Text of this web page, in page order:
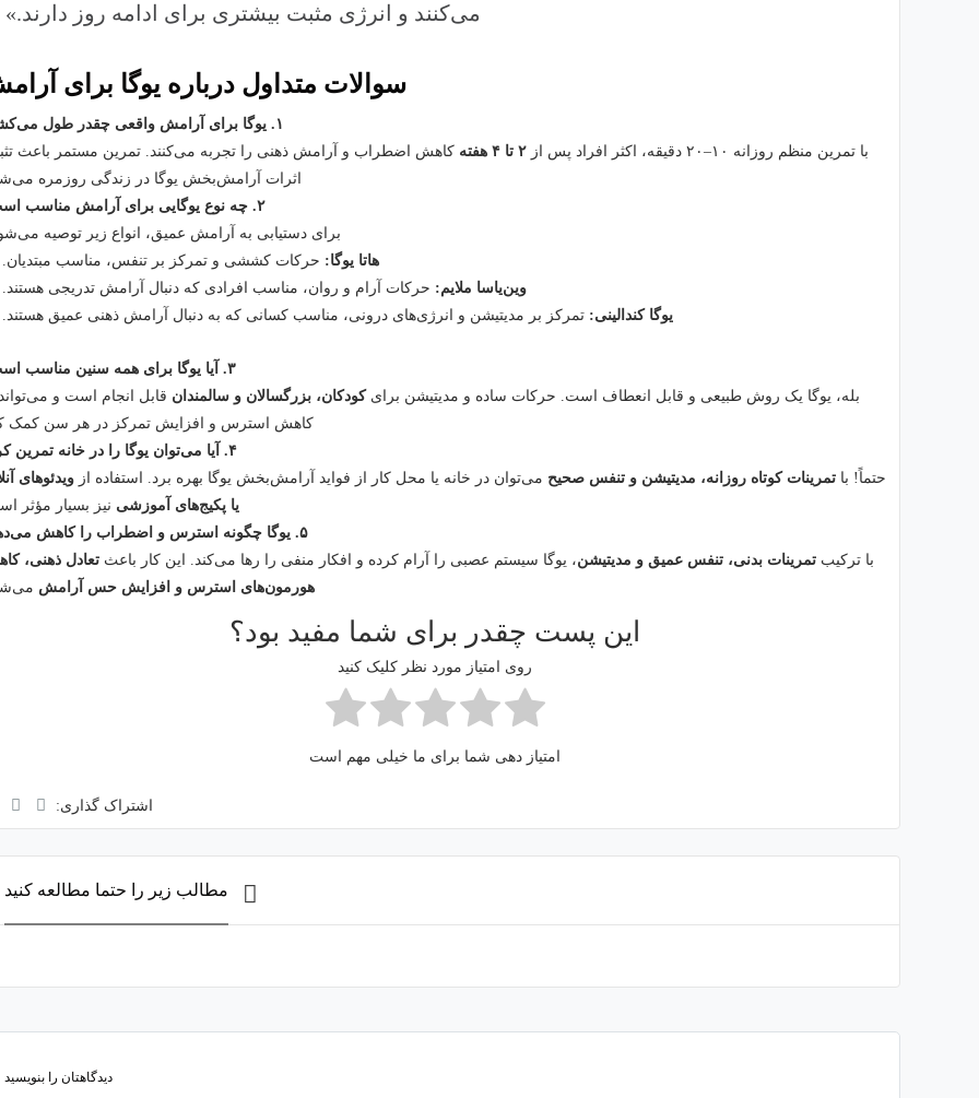
می‌کنند و انرژی مثبت بیشتری برای ادامه روز دارند.»
سوالات متداول درباره یوگا برای
۱. یوگا برای آرامش واقعی چقدر طول می‌کشد؟
با تمرین منظم روزانه ۱۰–۲۰ دقیقه، اکثر افراد پس از
۲ تا ۴ هفته
کاهش اضطراب و آرامش ذهنی را تجربه می‌کنند. تمرین مستمر باعث
اثرات آرامش‌بخش یوگا در زندگی روزمره
۲. چه نوع یوگایی برای آرامش مناسب است؟
برای دستیابی به آرامش عمیق، انواع زیر توصیه
هاتا یوگا: حرکات کششی و تمرکز بر تنفس، مناسب مبتدیان.
وین‌یاسا ملایم: حرکات آرام و روان، مناسب افرادی که دنبال آرامش تدریجی هستند.
یوگا کندالینی: تمرکز بر مدیتیشن و انرژی‌های درونی، مناسب کسانی که به دنبال آرامش ذهنی عمیق هستند.
۳. آیا یوگا برای همه سنین مناسب است؟
بله، یوگا یک روش طبیعی و قابل انعطاف است. حرکات ساده و مدیتیشن برایکودکان، بزرگسالان و سالمندان قابل انجام است و
کاهش استرس و افزایش تمرکز در هر سن کمک
۴. آیا می‌توان یوگا را در خانه تمرین کرد؟
حتماً! باتمرینات کوتاه روزانه، مدیتیشن و تنفس صحیح می‌توان در خانه یا محل کار از فواید آرامش‌بخش یوگا بهره برد. استفاده ازویدئوهای
یا پکیج‌های آموزشی نیز بسیار مؤثر
۵. یوگا چگونه استرس و اضطراب را کاهش می‌دهد؟
با ترکیبتمرینات بدنی، تنفس عمیق و مدیتیشن، یوگا سیستم عصبی را آرام کرده و افکار منفی را رها می‌کند. این کار باعثتعادل ذهنی،
هورمون‌های استرس و افزایش حس آرامش
این پست چقدر برای شما مفید بود؟
روی امتیاز مورد نظر کلیک کنید
امتیاز دهی شما برای ما خیلی مهم است
اشتراک گذاری:
مطالب زیر را حتما مطالعه کنید
دیدگاهتان را بنویسید